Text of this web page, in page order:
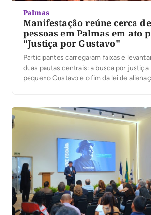
Palmas
Manifestação reúne cerca
pessoas em Palmas em ato
"Justiça por Gustavo"
Participantes carregaram faixas e
duas pautas centrais: a busca por justiça
pequeno Gustavo e o fim da lei de